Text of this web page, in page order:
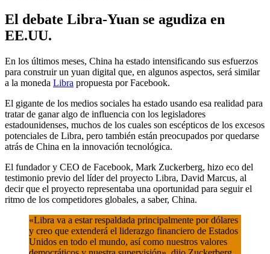
El debate Libra-Yuan se agudiza en
EE.UU.
En los últimos meses, China ha estado intensificando sus esfuerzos
para construir un yuan digital que, en algunos aspectos, será similar
a la moneda Libra propuesta por Facebook.
El gigante de los medios sociales ha estado usando esa realidad para
tratar de ganar algo de influencia con los legisladores
estadounidenses, muchos de los cuales son escépticos de los excesos
potenciales de Libra, pero también están preocupados por quedarse
atrás de China en la innovación tecnológica.
El fundador y CEO de Facebook, Mark Zuckerberg, hizo eco del
testimonio previo del líder del proyecto Libra, David Marcus, al
decir que el proyecto representaba una oportunidad para seguir el
ritmo de los competidores globales, a saber, China.
«Libra va a estar respaldada principalmente por dólares
y creo que extenderá el liderazgo financiero de Estados
Unidos en todo el mundo, así como nuestros valores